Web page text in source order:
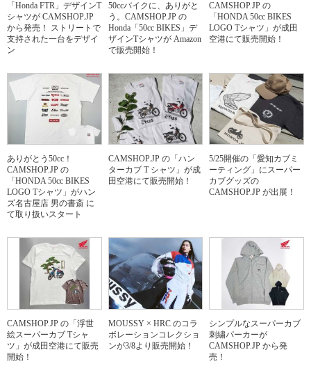
「Honda FTR」デザインT
シャツが CAMSHOP.JP
から発売！ ストリートで
支持された一台をデザイ
ン
50ccバイクに、ありがと
う。CAMSHOP.JP の
Honda「50cc BIKES」デ
ザインTシャツが Amazon
で販売開始！
CAMSHOP.JP の
「HONDA 50cc BIKES
LOGO Tシャツ」が成田
空港にて販売開始！
ありがとう50cc！
CAMSHOP.JP の
「HONDA 50cc BIKES
LOGO Tシャツ」がハン
ズ名古屋店 男の書斎 に
て取り扱いスタート
CAMSHOP.JP の「ハン
ターカブ T シャツ」が成
田空港にて販売開始！
5/25開催の「愛知カブミ
ーティング」にスーパー
カブグッズの
CAMSHOP.JP が出展！
CAMSHOP.JP の「浮世
絵スーパーカブ Tシャ
ツ」が成田空港にて販売
開始！
MOUSSY × HRC のコラ
ボレーションコレクショ
ンが3/8より販売開始！
シンプルなスーパーカブ
刺繍パーカーが
CAMSHOP.JP から発
売！